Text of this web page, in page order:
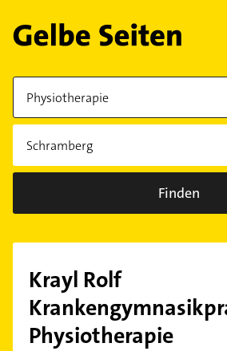
Finden
Krayl Rolf
Physiotherapie